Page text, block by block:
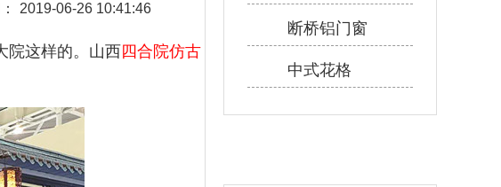
2019-06-26 10:41:46
这样的。山西 四合院仿古
断桥铝门窗
中式花格